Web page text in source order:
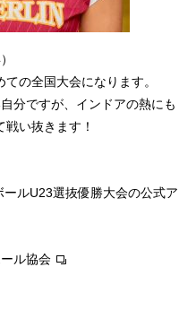
の全国大会になります。
分ですが、インドアの熱にも
い抜きます！
ルU23選抜優勝大会の公式ア
ル協会